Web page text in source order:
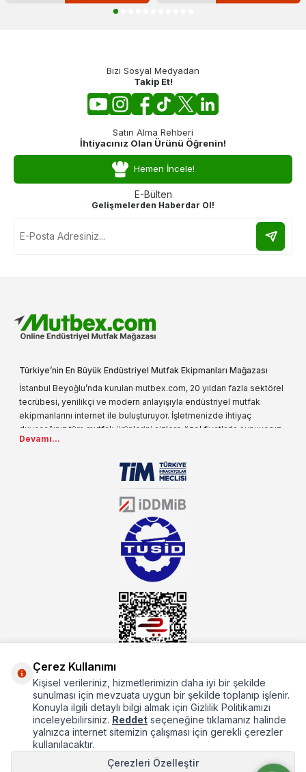
Bizi Sosyal Medyadan
Takip Et!
Satın Alma Rehberi
İhtiyacınız Olan Ürünü Öğrenin!
Hemen İncele!
E-Bülten
Gelişmelerden Haberdar Ol!
Türkiye’nin En Büyük Endüstriyel Mutfak Ekipmanları Mağazası
İstanbul Beyoğlu’nda kurulan mutbex.com, 20 yıldan fazla sektörel
tecrübesi, yenilikçi ve modern anlayışıyla endüstriyel mutfak
ekipmanlarını internet ile buluşturuyor. İşletmenizde ihtiyaç
duyacağınız tüm mutfak ürünlerini sizlere özel fiyatlarla sunuyoruz.
Endüstriyel mutfak malzemesi deyince akla gelen ilk adreslerden
sektörün farklı alanlarında da faliyet gösteren mutbex.com,
Öztiryakiler resmi bayisidir. Öztiryakiler ürünleri üzerinde büyük bir
donanıma sahip ekibi ile müşterilerine koşulsuz destek sunan
mutbex.com ile endüstriyel mutfak malzemeleri konusunda
alacağınız hizmet standartların her zaman üstünde olacaktır.
Devamı...
Hakkımızda
Hızlı Erişim
Popüler Kategoriler
Çerez Kullanımı
Kişisel verileriniz, hizmetlerimizin daha iyi bir şekilde
sunulması için mevzuata uygun bir şekilde toplanıp işlenir.
Konuyla ilgili detaylı bilgi almak için Gizlilik Politikamızı
inceleyebilirsiniz. Reddet seçeneğine tıklamanız halinde
yalnızca internet sitemizin çalışması için gerekli çerezler
kullanılacaktır.
Çerezleri Özelleştir